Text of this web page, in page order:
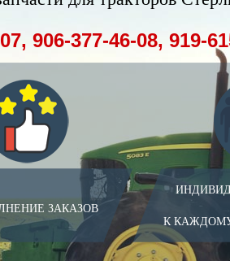
ЗАКАЗОВ
К
906-377-46-08, 919-